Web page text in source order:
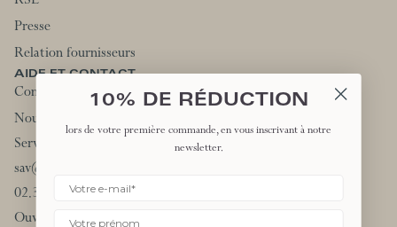
Presse
Relation fournisseurs
AIDE ET CONTACT
Contactez-nous
Nous rejoindre
Service client:
sav@degrenne.fr
02.31.66.44.90
Ouvert du lundi au vendredi
10% DE RÉDUCTION
lors de votre première commande, en vous inscrivant à notre
newsletter.